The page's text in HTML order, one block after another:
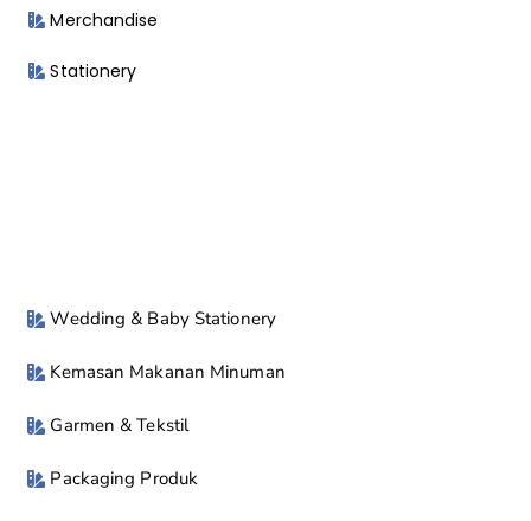
Merchandise
Stationery
Wedding & Baby Stationery
Kemasan Makanan Minuman
Garmen & Tekstil
Packaging Produk